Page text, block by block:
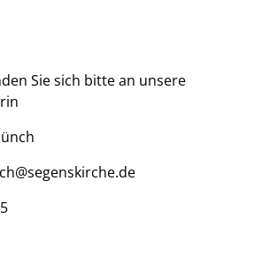
Sie sich bitte an unsere